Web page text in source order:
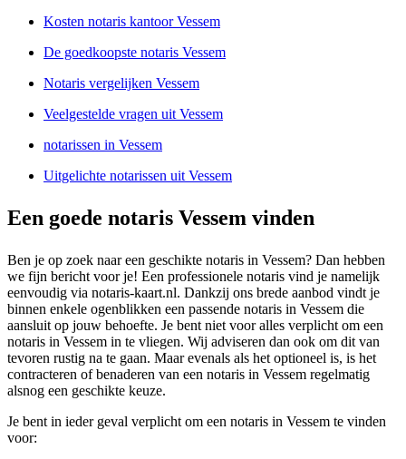
Kosten notaris kantoor Vessem
De goedkoopste notaris Vessem
Notaris vergelijken Vessem
Veelgestelde vragen uit Vessem
notarissen in Vessem
Uitgelichte notarissen uit Vessem
Een goede notaris Vessem vinden
Ben je op zoek naar een geschikte notaris in Vessem? Dan hebben
we fijn bericht voor je! Een professionele notaris vind je namelijk
eenvoudig via notaris-kaart.nl. Dankzij ons brede aanbod vindt je
binnen enkele ogenblikken een passende notaris in Vessem die
aansluit op jouw behoefte. Je bent niet voor alles verplicht om een
notaris in Vessem in te vliegen. Wij adviseren dan ook om dit van
tevoren rustig na te gaan. Maar evenals als het optioneel is, is het
contracteren of benaderen van een notaris in Vessem regelmatig
alsnog een geschikte keuze.
Je bent in ieder geval verplicht om een notaris in Vessem te vinden
voor: